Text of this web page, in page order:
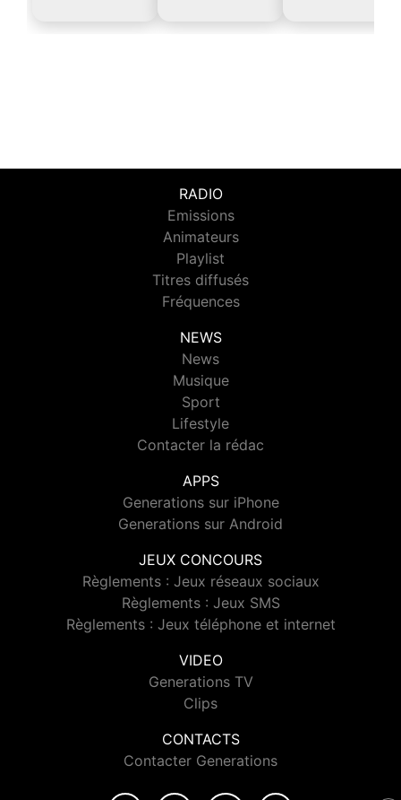
RADIO
Emissions
Animateurs
Playlist
Titres diffusés
Fréquences
NEWS
News
Musique
Sport
Lifestyle
Contacter la rédac
APPS
Generations sur iPhone
Generations sur Android
JEUX CONCOURS
Règlements : Jeux réseaux sociaux
Règlements : Jeux SMS
Règlements : Jeux téléphone et internet
VIDEO
Generations TV
Clips
CONTACTS
Contacter Generations